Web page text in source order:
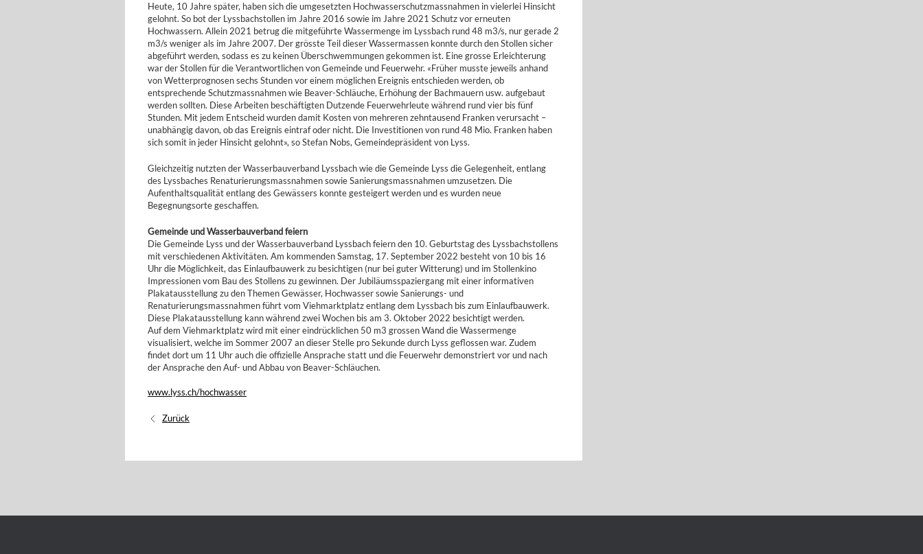
Heute, 10 Jahre später, haben sich die umgesetzten Hochwasserschutzmassnahmen in vielerlei Hinsicht
gelohnt. So bot der Lyssbachstollen im Jahre 2016 sowie im Jahre 2021 Schutz vor erneuten
Hochwassern. Allein 2021 betrug die mitgeführte Wassermenge im Lyssbach rund 48 m3/s, nur gerade 2
m3/s weniger als im Jahre 2007. Der grösste Teil dieser Wassermassen konnte durch den Stollen sicher
abgeführt werden, sodass es zu keinen Überschwemmungen gekommen ist. Eine grosse Erleichterung
war der Stollen für die Verantwortlichen von Gemeinde und Feuerwehr. «Früher musste jeweils anhand
von Wetterprognosen sechs Stunden vor einem möglichen Ereignis entschieden werden, ob
entsprechende Schutzmassnahmen wie Beaver-Schläuche, Erhöhung der Bachmauern usw. aufgebaut
werden sollten. Diese Arbeiten beschäftigten Dutzende Feuerwehrleute während rund vier bis fünf
Stunden. Mit jedem Entscheid wurden damit Kosten von mehreren zehntausend Franken verursacht –
unabhängig davon, ob das Ereignis eintraf oder nicht. Die Investitionen von rund 48 Mio. Franken haben
sich somit in jeder Hinsicht gelohnt», so Stefan Nobs, Gemeindepräsident von Lyss.
Gleichzeitig nutzten der Wasserbauverband Lyssbach wie die Gemeinde Lyss die Gelegenheit, entlang
des Lyssbaches Renaturierungsmassnahmen sowie Sanierungsmassnahmen umzusetzen. Die
Aufenthaltsqualität entlang des Gewässers konnte gesteigert werden und es wurden neue
Begegnungsorte geschaffen.
Gemeinde und Wasserbauverband feiern
Die Gemeinde Lyss und der Wasserbauverband Lyssbach feiern den 10. Geburtstag des Lyssbachstollens
mit verschiedenen Aktivitäten. Am kommenden Samstag, 17. September 2022 besteht von 10 bis 16
Uhr die Möglichkeit, das Einlaufbauwerk zu besichtigen (nur bei guter Witterung) und im Stollenkino
Impressionen vom Bau des Stollens zu gewinnen. Der Jubiläumsspaziergang mit einer informativen
Plakatausstellung zu den Themen Gewässer, Hochwasser sowie Sanierungs- und
Renaturierungsmassnahmen führt vom Viehmarktplatz entlang dem Lyssbach bis zum Einlaufbauwerk.
Diese Plakatausstellung kann während zwei Wochen bis am 3. Oktober 2022 besichtigt werden.
Auf dem Viehmarktplatz wird mit einer eindrücklichen 50 m3 grossen Wand die Wassermenge
visualisiert, welche im Sommer 2007 an dieser Stelle pro Sekunde durch Lyss geflossen war. Zudem
findet dort um 11 Uhr auch die offizielle Ansprache statt und die Feuerwehr demonstriert vor und nach
der Ansprache den Auf- und Abbau von Beaver-Schläuchen.
www.lyss.ch/hochwasser
Zurück